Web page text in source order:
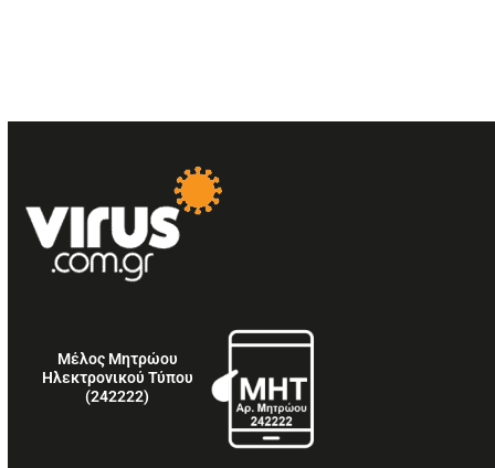
Μέλος Μητρώου
Ηλεκτρονικού Τύπου
(242222)